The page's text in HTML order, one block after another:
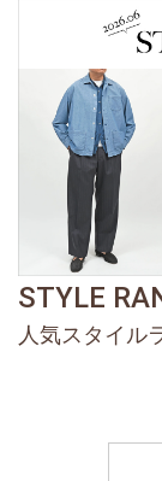
STYLE
人気スタイル